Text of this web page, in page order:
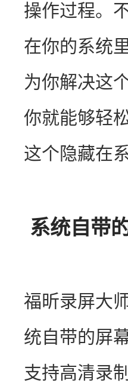
操作过程。
在你的系统
为你解决这
你就能够轻
这个隐藏在
系统自带
福昕录屏大
统自带的屏
支持高清录